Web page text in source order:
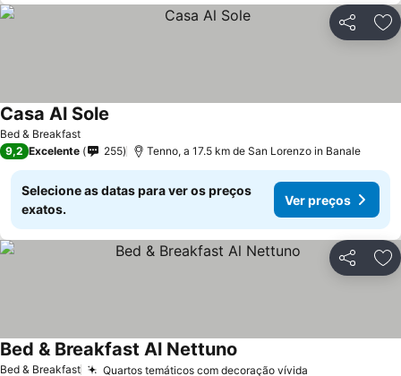
Partilhar
Bed & Breakfast
Casa Al Sole
9,2 Excelente 255 Tenno, a 17.5 km de San Lorenzo in Banale
Selecione as datas para ver os preços
exatos.
Ver preços
Partilhar
Bed & Breakfast Quartos temáticos com decoração vívida
Bed & Breakfast Al Nettuno